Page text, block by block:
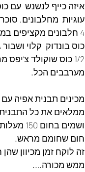
איזה כייף לנשנש  עם
עוגיות  מחלבונים,
4 חלבונים מקציפים במיקסר,עד לקצף אחיד, מוסיפים בהדרגה חצי כוס סוכר קנים
כוס בונדוק  קלוי
1/2 כוס שוקולד צ’יפס מריר.( שוקולד צ’יפס 70 אחוז מריר)
מערבבים הכל.
מכינים תבנית אפיה
ממלאים את כל
ושמים בחום 150 מעלות.
חום שחומם מראש.
זה לוקח זמן מכיוון
ממש מכורה….